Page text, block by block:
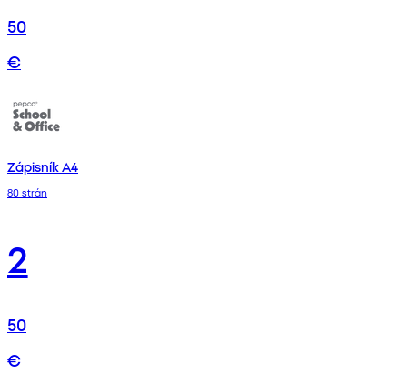
50
€
Zápisník A4
80 strán
2
50
€